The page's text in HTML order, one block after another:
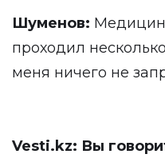
Шуменов:
проходил
меня ничего не
Vesti.kz: Вы